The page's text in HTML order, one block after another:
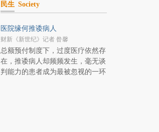
民生 Society
医院缘何推诿病人
财新《新世纪》记者 昝馨
总额预付制度下，过度医疗依然存
在，推诿病人却频频发生，毫无谈
判能力的患者成为最被忽视的一环